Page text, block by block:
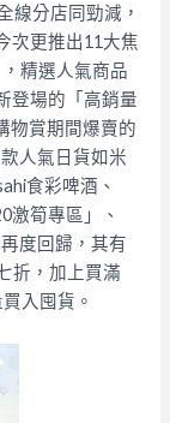
線分店同勁減，
次更推出11大焦
精選人氣商品
登場的「高銷量
物賞期間爆賣的
人氣日貨如米
食彩啤酒、
激筍專區」、
度回歸，其有
折，加上買滿
入囤貨。